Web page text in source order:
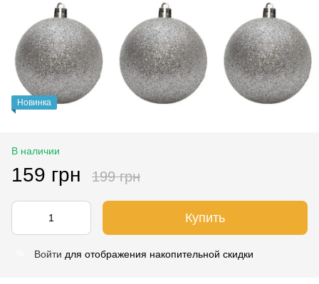
Новинка
В наличии
159 грн 199 грн
Купить
Войти для отображения накопительной скидки